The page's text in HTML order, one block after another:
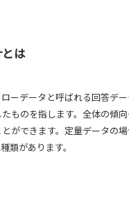
は
ーデータと呼ばれる回答デ
ものを指します。全体の傾
ができます。定量データの
類があります。